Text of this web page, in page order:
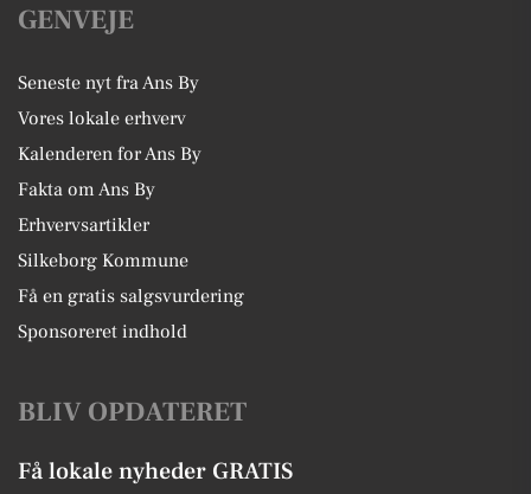
GENVEJE
Seneste nyt fra Ans By
Vores lokale erhverv
Kalenderen for Ans By
Fakta om Ans By
Erhvervsartikler
Silkeborg Kommune
Få en gratis salgsvurdering
Sponsoreret indhold
BLIV OPDATERET
Få lokale nyheder GRATIS